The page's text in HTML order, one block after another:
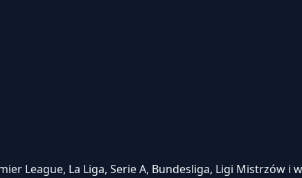
League, La Liga, Serie A, Bundesliga, Ligi Mistrzów i